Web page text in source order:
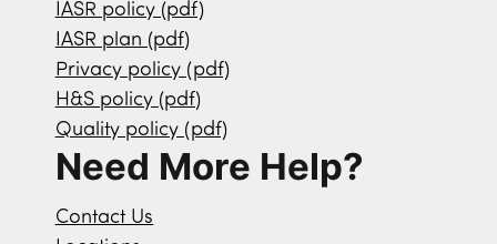
IASR policy (pdf)
IASR plan (pdf)
Privacy policy (pdf)
H&S policy (pdf)
Quality policy (pdf)
Need More Help?
Contact Us